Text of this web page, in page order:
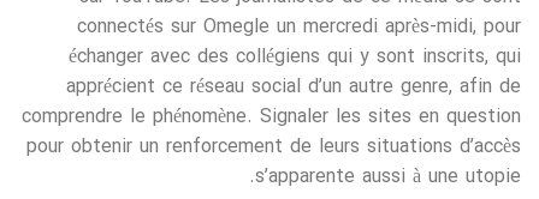
connectés sur Omegle un mercredi après-midi, pour
échanger avec des collégiens qui y sont inscrits, qui
apprécient ce réseau social d’un autre genre, afin de
comprendre le phénomène. Signaler les sites en question
pour obtenir un renforcement de leurs situations d’accès
s’apparente aussi à une utopie.